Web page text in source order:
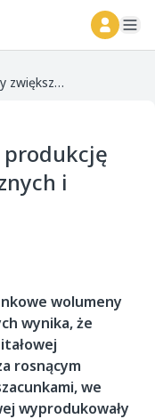
Grupa Azoty zwiększa produkcję nawozów specjalistycznych i wieloskładnikowych
produkcję
i
wolumeny
wynika, że
rosnącym
we
wyprodukowały